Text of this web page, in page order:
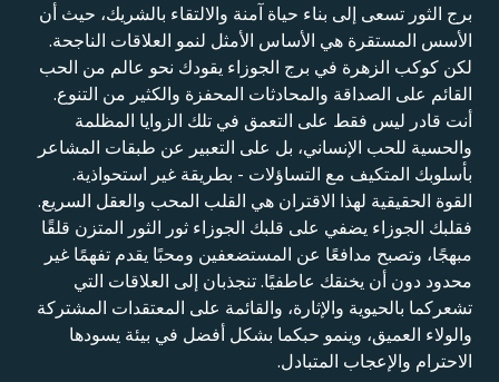
برج الثور تسعى إلى بناء حياة آمنة والالتقاء بالشريك، حيث أن
الأسس المستقرة هي الأساس الأمثل لنمو العلاقات الناجحة.
لكن كوكب الزهرة في برج الجوزاء يقودك نحو عالم من الحب
القائم على الصداقة والمحادثات المحفزة والكثير من التنوع.
أنت قادر ليس فقط على التعمق في تلك الزوايا المظلمة
والحسية للحب الإنساني، بل على التعبير عن طبقات المشاعر
بأسلوبك المتكيف مع التساؤلات - بطريقة غير استحواذية.
القوة الحقيقية لهذا الاقتران هي القلب المحب والعقل السريع.
فقلبك الجوزاء يضفي على قلبك الجوزاء ثور الثور المتزن قلقًا
مبهجًا، وتصبح مدافعًا عن المستضعفين ومحبًا يقدم تفهمًا غير
محدود دون أن يخنقك عاطفيًا. تنجذبان إلى العلاقات التي
تشعركما بالحيوية والإثارة، والقائمة على المعتقدات المشتركة
والولاء العميق، وينمو حبكما بشكل أفضل في بيئة يسودها
الاحترام والإعجاب المتبادل.